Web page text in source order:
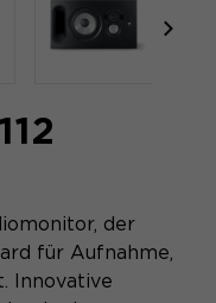
der
für Aufnahme,
Innovative